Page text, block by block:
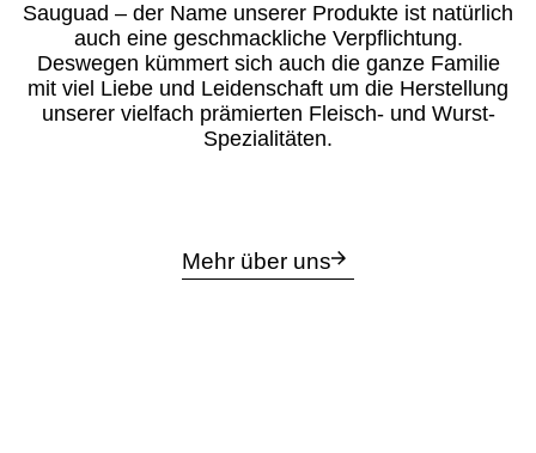
Sauguad – der Name unserer Produkte ist natürlich
auch eine geschmackliche Verpflichtung.
Deswegen kümmert sich auch die ganze Familie
mit viel Liebe und Leidenschaft um die Herstellung
unserer vielfach prämierten Fleisch- und Wurst-
Spezialitäten.
Mehr über uns